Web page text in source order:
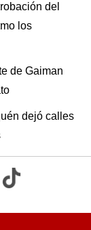
del
los
de Gaiman
dejó calles